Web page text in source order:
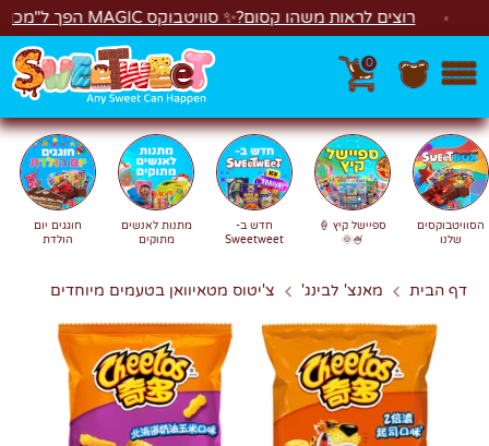
רוצים לראות משהו קסום?✨ סוויטבוקס MAGIC הפך ל"מכונת משחקים"! 🎁🕹️
0
חפשחיפוש
הסוויטבוקסים
שלנו
ספיישל קיץ 🍦
🍧🌞
חדש ב-
Sweetweet
מתנות לאנשים
מתוקים
חוגגים יום
הולדת
דף הבית מאנצ' לבינג' צ'יטוס מטאיוואן בטעמים מיוחדים